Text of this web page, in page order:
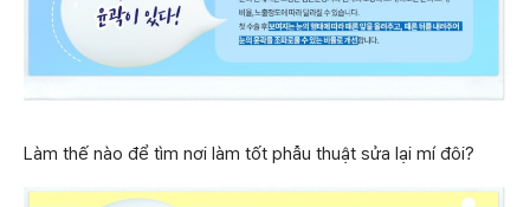
Làm thế nào để tìm nơi làm tốt phẫu thuật sửa lại mí đôi?